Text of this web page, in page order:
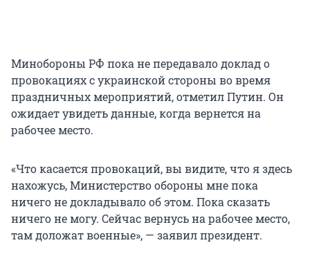
Минобороны РФ пока не передавало доклад о
провокациях с украинской стороны во время
праздничных мероприятий, отметил Путин. Он
ожидает увидеть данные, когда вернется на
рабочее место.
«Что касается провокаций, вы видите, что я здесь
нахожусь, Министерство обороны мне пока
ничего не докладывало об этом. Пока сказать
ничего не могу. Сейчас вернусь на рабочее место,
там доложат военные», — заявил президент.